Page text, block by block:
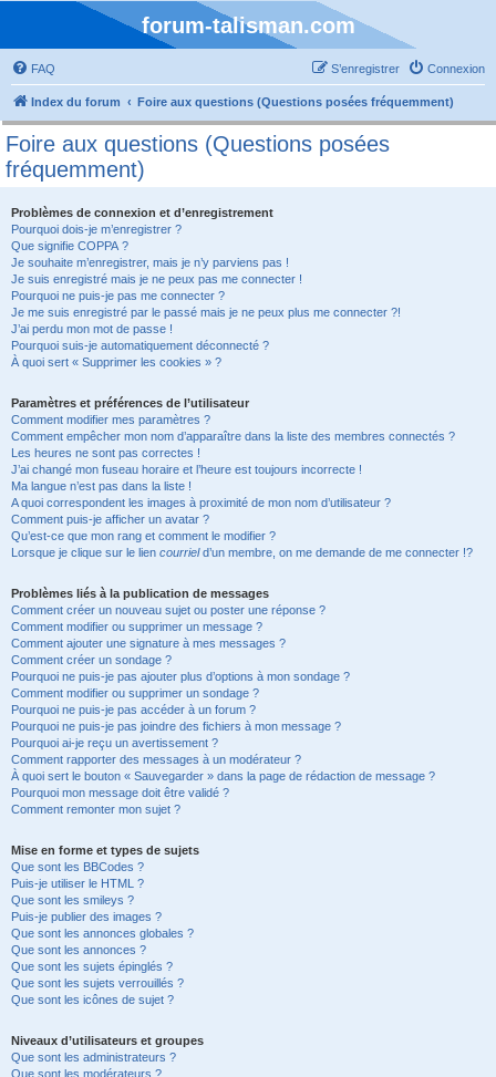
forum-talisman.com
FAQ Connexion
S’enregistrer
Index du forum Foire aux questions (Questions posées fréquemment)
Foire aux questions (Questions posées
fréquemment)
Problèmes de connexion et d’enregistrement
Pourquoi dois-je m’enregistrer ?
Que signifie COPPA ?
Je souhaite m’enregistrer, mais je n’y parviens pas !
Je suis enregistré mais je ne peux pas me connecter !
Pourquoi ne puis-je pas me connecter ?
Je me suis enregistré par le passé mais je ne peux plus me connecter ?!
J’ai perdu mon mot de passe !
Pourquoi suis-je automatiquement déconnecté ?
À quoi sert « Supprimer les cookies » ?
Paramètres et préférences de l’utilisateur
Comment modifier mes paramètres ?
Comment empêcher mon nom d’apparaître dans la liste des membres connectés ?
Les heures ne sont pas correctes !
J’ai changé mon fuseau horaire et l’heure est toujours incorrecte !
Ma langue n’est pas dans la liste !
A quoi correspondent les images à proximité de mon nom d’utilisateur ?
Comment puis-je afficher un avatar ?
Qu’est-ce que mon rang et comment le modifier ?
Lorsque je clique sur le lien courrield’un membre, on me demande de me connecter !?
Problèmes liés à la publication de messages
Comment créer un nouveau sujet ou poster une réponse ?
Comment modifier ou supprimer un message ?
Comment ajouter une signature à mes messages ?
Comment créer un sondage ?
Pourquoi ne puis-je pas ajouter plus d’options à mon sondage ?
Comment modifier ou supprimer un sondage ?
Pourquoi ne puis-je pas accéder à un forum ?
Pourquoi ne puis-je pas joindre des fichiers à mon message ?
Pourquoi ai-je reçu un avertissement ?
Comment rapporter des messages à un modérateur ?
À quoi sert le bouton « Sauvegarder » dans la page de rédaction de message ?
Pourquoi mon message doit être validé ?
Comment remonter mon sujet ?
Mise en forme et types de sujets
Que sont les BBCodes ?
Puis-je utiliser le HTML ?
Que sont les smileys ?
Puis-je publier des images ?
Que sont les annonces globales ?
Que sont les annonces ?
Que sont les sujets épinglés ?
Que sont les sujets verrouillés ?
Que sont les icônes de sujet ?
Niveaux d’utilisateurs et groupes
Que sont les administrateurs ?
Que sont les modérateurs ?